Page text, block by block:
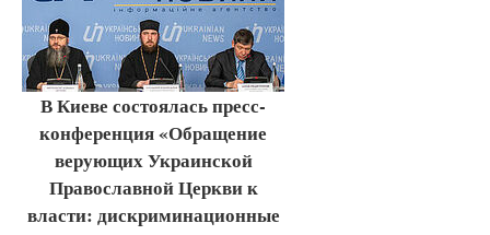
В Киеве состоялась пресс-
конференция «Обращение
верующих Украинской
Православной Церкви к
власти: дискриминационные